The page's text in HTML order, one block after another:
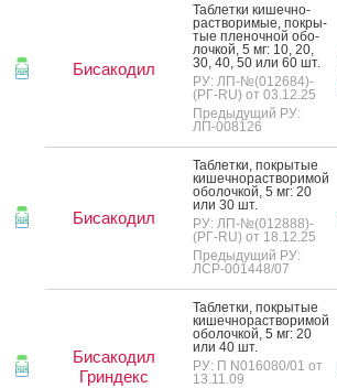
Бисакодил
Таб­летки ки­шеч­но­
рас­тво­римые, пок­ры­
тые пле­ноч­ной обо­
лоч­кой, 5 мг: 10, 20,
30, 40, 50 или 60 шт.
РУ: ЛП-№(012684)-
(РГ-RU) от 03.12.25
Предыдущий РУ:
ЛП-008126
Бисакодил
Таб­летки, пок­ры­тые
ки­шеч­но­рас­тво­римой
обо­лоч­кой, 5 мг: 20
или 30 шт.
РУ: ЛП-№(012888)-
(РГ-RU) от 18.12.25
Предыдущий РУ:
ЛСР-001448/07
Бисакодил
Гриндекс
Таб­летки, пок­ры­тые
ки­шеч­но­рас­тво­римой
обо­лоч­кой, 5 мг: 20
или 40 шт.
РУ: П N016080/01 от
13.11.09